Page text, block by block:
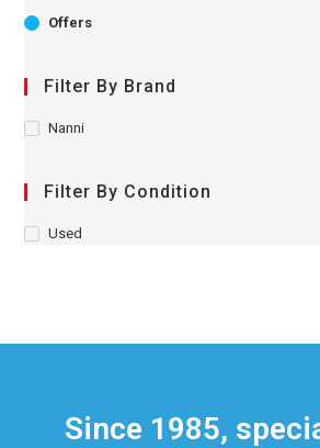
Offers
Filter By Brand
Nanni
Filter By Condition
Used
Since 1985,